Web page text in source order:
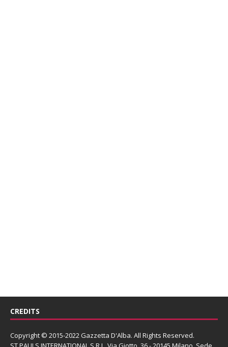
CREDITS
Copyright © 2015-2022 Gazzetta D'Alba. All Rights Reserved.